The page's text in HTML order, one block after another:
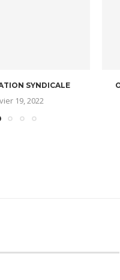
SYNDICALE
19, 2022